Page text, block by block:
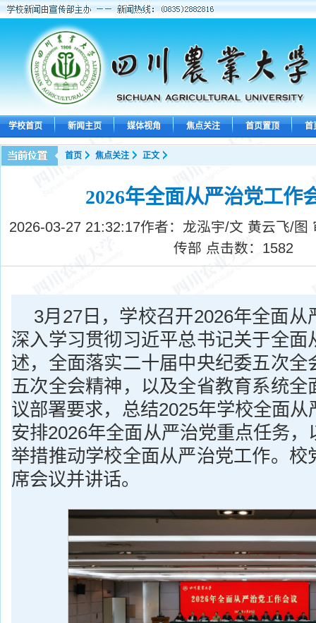
学校首页 新闻主页 媒体视角 焦点关注 首页置顶 首
首页 焦点关注 正文
2026年全面从严治党工作
2026-03-27 21:32:17作者：龙泓宇/文 黄云飞/图
传部 点击数： 1582
3月27日，学校召开2026年全面从
深入学习贯彻习近平总书记关于全面
述，全面落实二十届中央纪委五次全
五次全会精神，以及全省教育系统全
议部署要求，总结2025年学校全面
安排2026年全面从严治党重点任务
举措推动学校全面从严治党工作。校
席会议并讲话。